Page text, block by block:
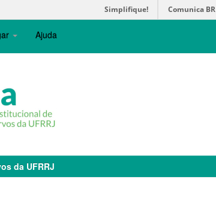
Simplifique! Comunica BR
Ajuda
da UFRRJ